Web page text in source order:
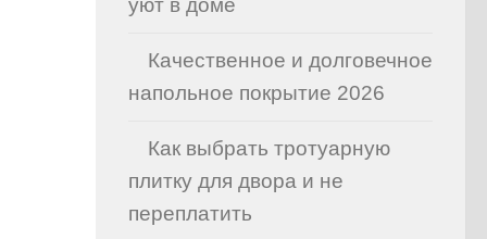
уют в доме
Качественное и долговечное
напольное покрытие 2026
Как выбрать тротуарную
плитку для двора и не
переплатить